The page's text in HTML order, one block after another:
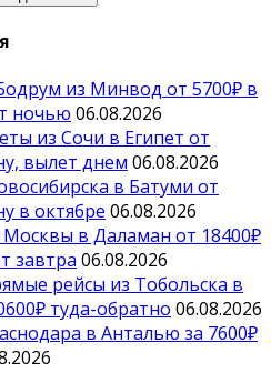
из Минвод от 5700₽ в
ночью 06.08.2026
из Сочи в Египет от
вылет днем 06.08.2026
в Батуми от
в октябре 06.08.2026
в Даламан от 18400₽
завтра 06.08.2026
рейсы из Тобольска в
туда-обратно 06.08.2026
в Анталью за 7600₽